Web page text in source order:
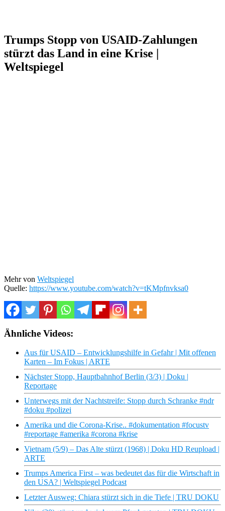
Trumps Stopp von USAID-Zahlungen
stürzt das Land in eine Krise |
Weltspiegel
Mehr von Weltspiegel
Quelle: https://www.youtube.com/watch?v=tKMpfnvksa0
Ähnliche Videos:
Aus für USAID – Entwicklungshilfe in Gefahr | Mit offenen
Karten – Im Fokus | ARTE
Nächster Stopp, Hauptbahnhof Berlin (3/3) | Doku |
Reportage
Unterwegs mit der Nachtstreife: Stopp durch Schranke #ndr
#doku #polizei
Amerika und die Corona-Krise.. #dokumentation #focustv
#reportage #amerika #corona #krise
Vietnam (5/9) – Das Alte stürzt (1968) | Doku HD Reupload |
ARTE
Trumps America First – was bedeutet das für die Wirtschaft in
den USA? | Weltspiegel Podcast
Letzter Ausweg: Chiara stürzt sich in die Tiefe | TRU DOKU